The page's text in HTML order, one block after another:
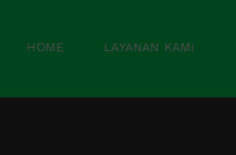
HOME LAYANAN KAMI